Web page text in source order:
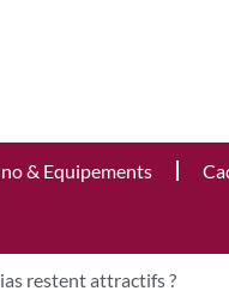
& Equipements
restent attractifs ?